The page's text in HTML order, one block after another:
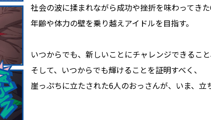
社会の波に揉まれながら成功や挫折を味わってき
年齢や体力の壁を乗り越えアイドルを目指す。
いつからでも、新しいことにチャレンジできるこ
そして、いつからでも輝けることを証明すべく、
崖っぷちに立たされた6人のおっさんが、いま、立